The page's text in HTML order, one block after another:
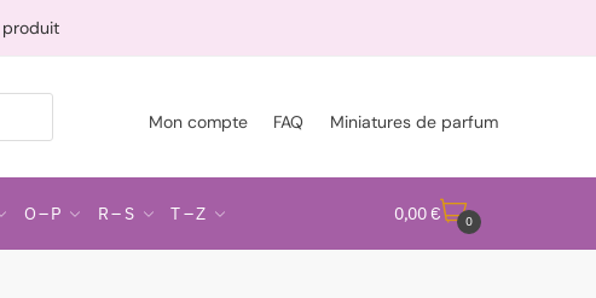
Mon compte FAQ Miniatures de parfum
O – P R – S T – Z 0,00 € 0